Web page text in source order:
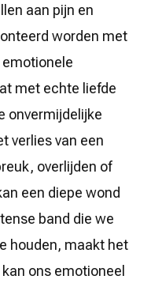
aan pijn en
worden met
met echte liefde
onvermijdelijke
verlies van een
overlijden of
een diepe wond
band die we
houden, maakt het
ons emotioneel